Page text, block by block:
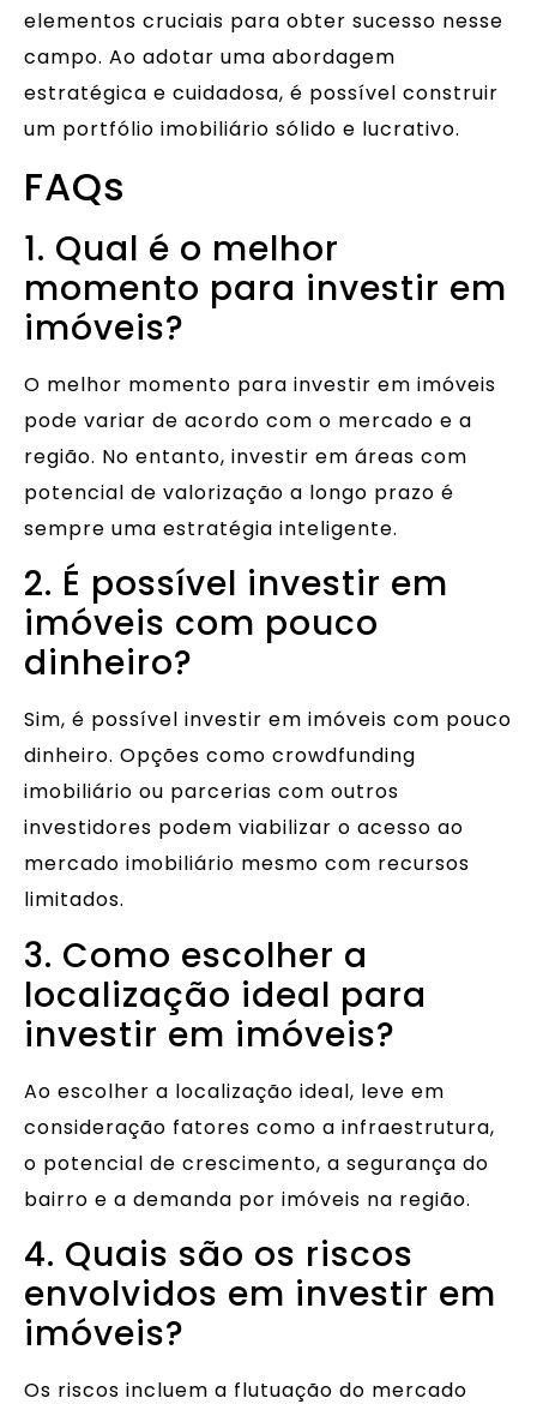
elementos cruciais para obter sucesso nesse
campo. Ao adotar uma abordagem
estratégica e cuidadosa, é possível construir
um portfólio imobiliário sólido e lucrativo.
FAQs
1. Qual é o melhor
momento para investir em
imóveis?
O melhor momento para investir em imóveis
pode variar de acordo com o mercado e a
região. No entanto, investir em áreas com
potencial de valorização a longo prazo é
sempre uma estratégia inteligente.
2. É possível investir em
imóveis com pouco
dinheiro?
Sim, é possível investir em imóveis com pouco
dinheiro. Opções como crowdfunding
imobiliário ou parcerias com outros
investidores podem viabilizar o acesso ao
mercado imobiliário mesmo com recursos
limitados.
3. Como escolher a
localização ideal para
investir em imóveis?
Ao escolher a localização ideal, leve em
consideração fatores como a infraestrutura,
o potencial de crescimento, a segurança do
bairro e a demanda por imóveis na região.
4. Quais são os riscos
envolvidos em investir em
imóveis?
Os riscos incluem a flutuação do mercado